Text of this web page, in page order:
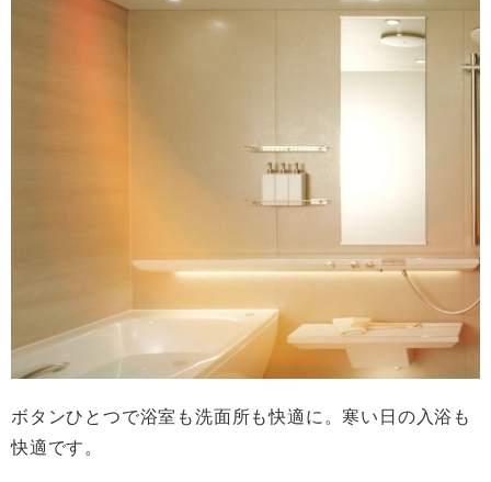
ボタンひとつで浴室も洗面所も快適に。寒い日の入浴も
快適です。